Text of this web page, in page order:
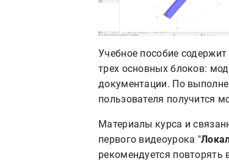
Учебное пособие
трех основных блоков:
документации. По
пользователя получится
Материалы курса и
первого видеоурока "
рекомендуется повторять